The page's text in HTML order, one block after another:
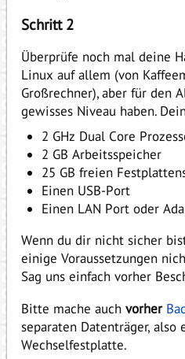
Schritt 2
Überprüfe noch mal deine
Linux auf allem (von
Großrechner), aber für den
gewisses Niveau haben.
2 GHz Dual Core
2 GB Arbeitsspeicher
25 GB freien
Einen USB-Port
Einen LAN Port oder
Wenn du dir nicht sicher
einige Voraussetzungen
Sag uns einfach vorher
Bitte mache auch vorher
separaten Datenträger, also
Wechselfestplatte.